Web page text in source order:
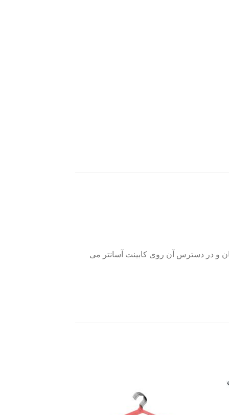
و در دسترس آن روی کابینت آسانتر می